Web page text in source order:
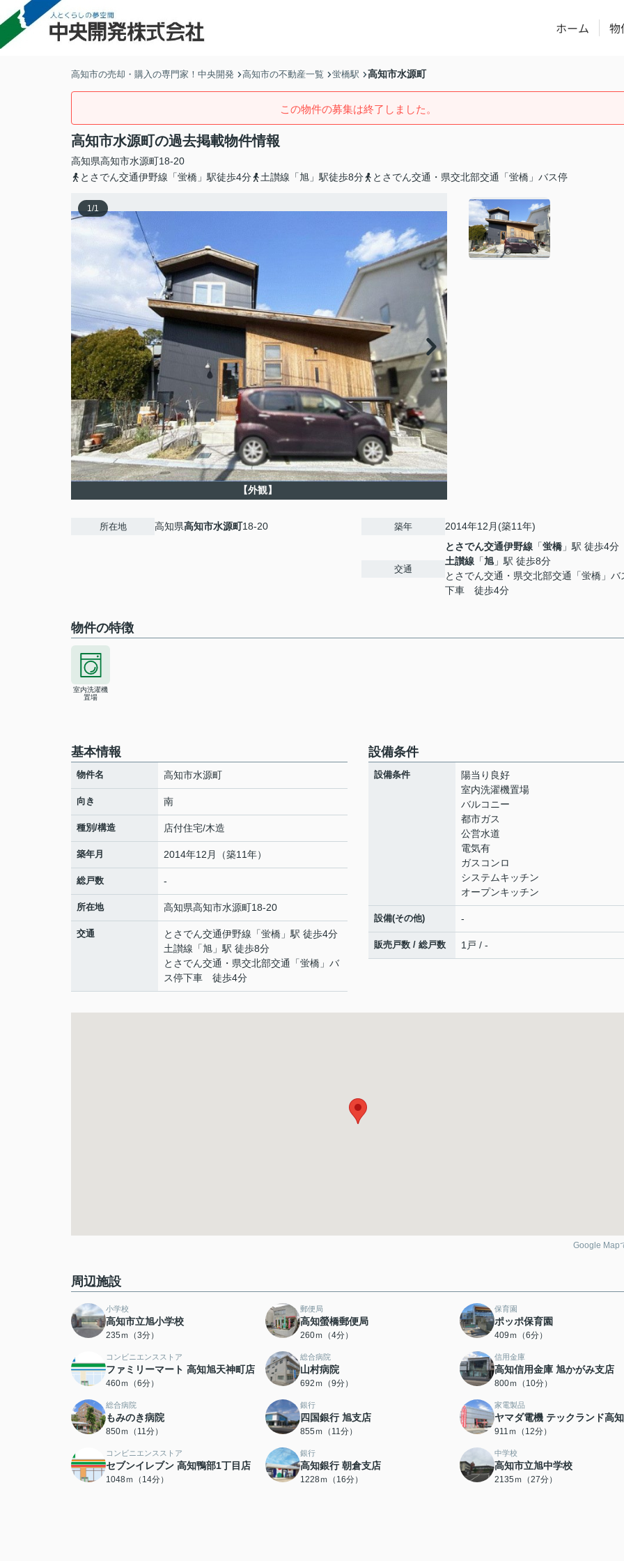
ホーム 物
高知市の売却・購入の専門家！中央開発 高知市の不動産一覧 蛍橋駅 高知市水源町
この物件の募集は終了しました。
高知市水源町の過去掲載物件情報
高知県高知市水源町18-20
とさでん交通伊野線「蛍橋」駅徒歩4分
土讃線「旭」駅徒歩8分 とさでん交通・県交北部交通「蛍橋」バス停
1/1
【外観】
所在地 高知県高知市水源町18-20 築年 2014年12月(築11年)
交通
とさでん交通伊野線 「蛍橋 」駅 徒歩4分
土讃線 「旭 」駅 徒歩8分
とさでん交通・県交北部交通「蛍橋」バ
下車 徒歩4分
物件の特徴
室内洗濯機
置場
基本情報
物件名 高知市水源町
向き 南
種別/構造 店付住宅/木造
築年月 2014年12月（築11年）
総戸数 -
所在地 高知県高知市水源町18-20
交通 とさでん交通伊野線 「蛍橋 」駅 徒歩4分
土讃線 「旭 」駅 徒歩8分
とさでん交通・県交北部交通「蛍橋」バ
ス停下車 徒歩4分
設備条件
設備条件
陽当り良好
室内洗濯機置場
バルコニー
都市ガス
公営水道
電気有
ガスコンロ
システムキッチン
オープンキッチン
設備(その他) -
販売戸数 / 総戸数 1戸 / -
Google Map
周辺施設
小学校
高知市立旭小学校
235ｍ（3分）
郵便局
高知螢橋郵便局
260ｍ（4分）
保育園
ポッポ保育園
409ｍ（6分）
コンビニエンスストア
ファミリーマート 高知旭天神町店
460ｍ（6分）
総合病院
山村病院
692ｍ（9分）
信用金庫
高知信用金庫 旭かがみ支店
800ｍ（10分）
総合病院
もみのき病院
850ｍ（11分）
銀行
四国銀行 旭支店
855ｍ（11分）
家電製品
ヤマダ電機 テックランド高
911ｍ（12分）
コンビニエンスストア
セブンイレブン 高知鴨部1丁目店
1048ｍ（14分）
銀行
高知銀行 朝倉支店
1228ｍ（16分）
中学校
高知市立旭中学校
2135ｍ（27分）